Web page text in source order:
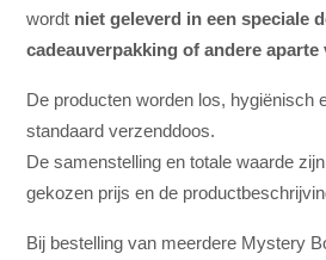
wordt niet geleverd in een speciale
cadeauverpakking of andere aparte
De producten worden los, hygiënisch
standaard verzenddoos.
De samenstelling en totale waarde
gekozen prijs en de
Bij bestelling van meerdere Mystery